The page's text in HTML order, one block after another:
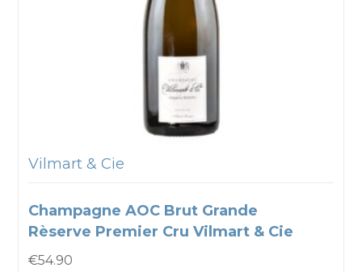
Vilmart & Cie
Champagne AOC Brut Grande
Rèserve Premier Cru Vilmart & Cie
€54.90